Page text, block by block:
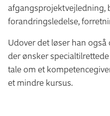
afgangsprojektvejledning,
forandringsledelse,
Udover det løser han
der ønsker
tale om et
et mindre kursus.